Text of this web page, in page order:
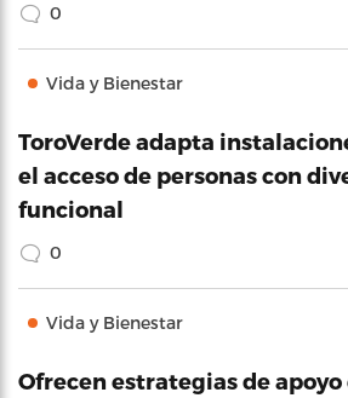
0
Vida y Bienestar
ToroVerde adapta
el acceso de personas con
funcional
0
Vida y Bienestar
Ofrecen estrategias de